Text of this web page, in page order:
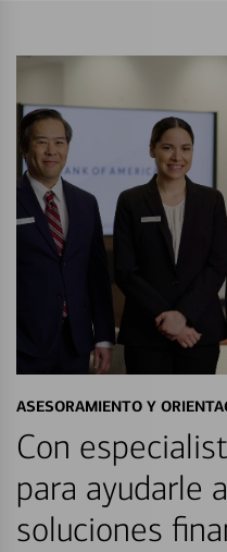
ASESORAMIENTO Y
Con
para ayudarle
soluciones